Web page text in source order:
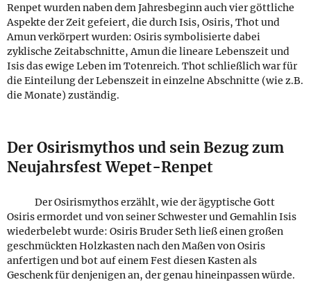
Renpet wurden naben dem Jahresbeginn auch vier göttliche
Aspekte der Zeit gefeiert, die durch Isis, Osiris, Thot und
Amun verkörpert wurden: Osiris symbolisierte dabei
zyklische Zeitabschnitte, Amun die lineare Lebenszeit und
Isis das ewige Leben im Totenreich. Thot schließlich war für
die Einteilung der Lebenszeit in einzelne Abschnitte (wie z.B.
die Monate) zuständig.
Der Osirismythos und sein Bezug zum
Neujahrsfest Wepet-Renpet
Der Osirismythos erzählt, wie der ägyptische Gott
Osiris ermordet und von seiner Schwester und Gemahlin Isis
wiederbelebt wurde: Osiris Bruder Seth ließ einen großen
geschmückten Holzkasten nach den Maßen von Osiris
anfertigen und bot auf einem Fest diesen Kasten als
Geschenk für denjenigen an, der genau hineinpassen würde.